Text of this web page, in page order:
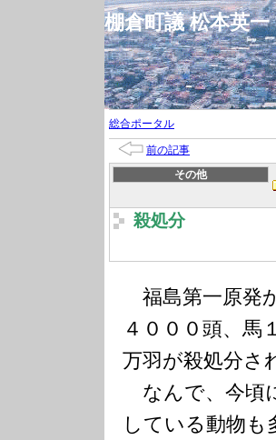
棚倉町議 松本英
総合ポータル
前の記事
その他
殺処分
福島第一原発
４０００頭、馬
万羽が殺処分さ
なんで、今頃
している動物も